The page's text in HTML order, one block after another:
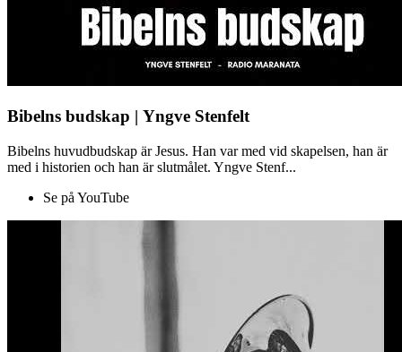
Bibelns budskap | Yngve Stenfelt
Bibelns huvudbudskap är Jesus. Han var med vid skapelsen, han är
med i historien och han är slutmålet. Yngve Stenf...
Se på YouTube